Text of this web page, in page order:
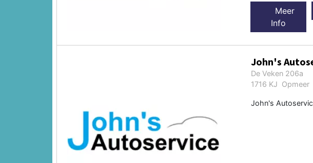
Meer
Info
John's
De Veken 206a
1716 KJ Opmeer
John's